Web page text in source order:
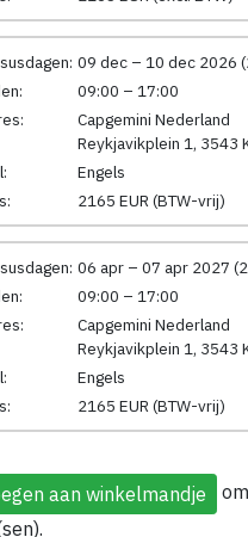
09 dec – 10 dec 2026
09:00 – 17:00
Capgemini Nederland
Reykjavikplein 1, 3543
Engels
2165 EUR (BTW-vrij)
06 apr – 07 apr 2027
09:00 – 17:00
Capgemini Nederland
Reykjavikplein 1, 3543
Engels
2165 EUR (BTW-vrij)